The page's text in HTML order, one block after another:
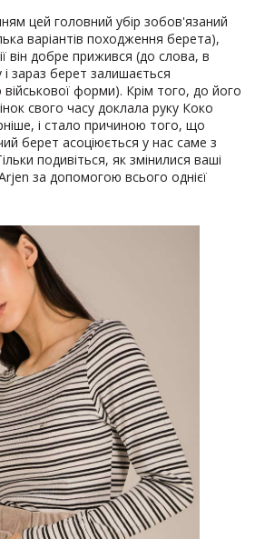
цей головний убір зобов'язаний
варіантів походження берета),
він добре прижився (до слова, в
і зараз берет залишається
форми). Крім того, до його
свого часу доклала руку Коко
і стало причиною того, що
берет асоціюється у нас саме з
подивіться, як змінилися ваші
за допомогою всього однієї